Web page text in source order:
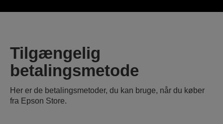
Tilgængelig
betalingsmetode
Her er de betalingsmetoder, du kan bruge, når du køber
fra Epson Store.